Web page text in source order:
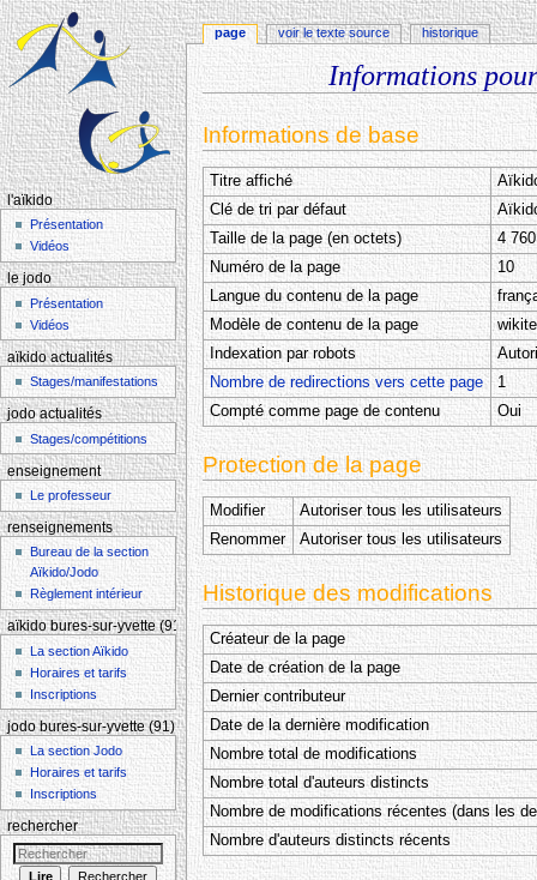
Informations
Aller à : navigation,rechercher
Informations de base
Titre affiché
Clé de tri par défaut
Taille de la page (en octets)
4 760
Numéro de la page
10
Langue du contenu de la page
Modèle de contenu de la page
Indexation par robots
Nombre de redirections vers cette page
1
Compté comme page de contenu
Oui
Protection de la page
Modifier
Autoriser tous les utilisateurs
Renommer
Autoriser tous les utilisateurs
Historique des modifications
Créateur de la page
Date de création de la page
Dernier contributeur
Date de la dernière modification
Nombre total de modifications
Nombre total d'auteurs distincts
Nombre de modifications récentes (dans les
Nombre d'auteurs distincts récents
page voir le texte source historique
l'aïkido
Présentation
Vidéos
le jodo
Présentation
Vidéos
aïkido actualités
Stages/manifestations
jodo actualités
Stages/compétitions
enseignement
Le professeur
renseignements
Bureau de la section
Aïkido/Jodo
Règlement intérieur
aïkido bures-sur-yvette (91)
La section Aïkido
Horaires et tarifs
Inscriptions
jodo bures-sur-yvette (91)
La section Jodo
Horaires et tarifs
Inscriptions
rechercher